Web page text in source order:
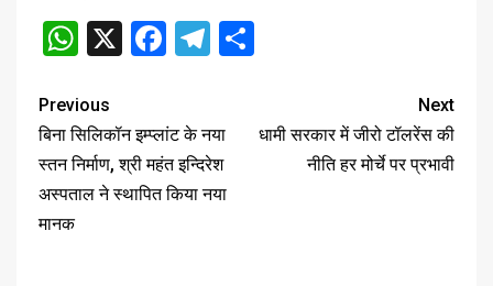
WhatsApp
X Facebook
Telegram
Previous
बिना सिलिकॉन इम्प्लांट के नया
स्तन निर्माण, श्री महंत इन्दिरेश
अस्पताल ने स्थापित किया नया
मानक
Next
धामी सरकार में जीरो टॉलरेंस की
नीति हर मोर्चे पर प्रभावी